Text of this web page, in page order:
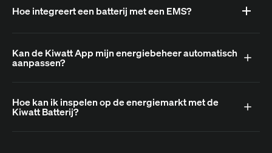
Hoe integreert een batterij met een EMS?
Kan de Kiwatt App mijn energiebeheer automatisch
aanpassen?
Hoe kan ik inspelen op de energiemarkt met de
Kiwatt Batterij?